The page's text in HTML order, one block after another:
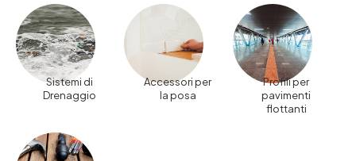
Sistemi di
Drenaggio
Accessori per
la posa
Profili per
pavimenti
flottanti